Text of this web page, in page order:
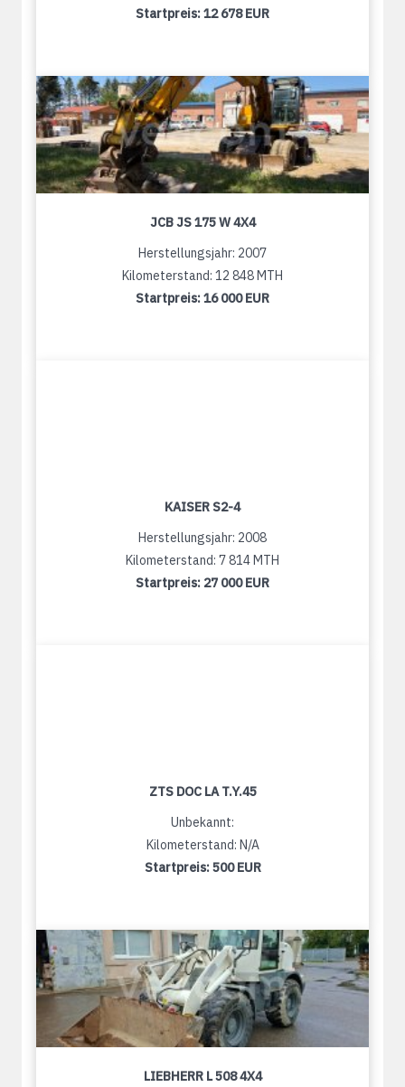
Startpreis:12 678 EUR
JCB JS 175 W 4X4
Herstellungsjahr: 2007
Kilometerstand: 12 848 MTH
Startpreis:16 000 EUR
KAISER S2-4
Herstellungsjahr: 2008
Kilometerstand: 7 814 MTH
Startpreis: 27 000 EUR
ZTS DOC LA T.Y.45
Unbekannt:
Kilometerstand: N/A
Startpreis:500 EUR
LIEBHERR L 508 4X4